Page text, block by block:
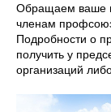
Обращаем ваше
членам
Подробности о
получить у
организаций